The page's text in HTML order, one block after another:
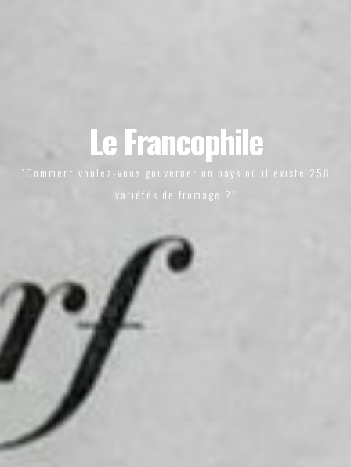
Le Francophile
"Comment voulez-vous gouverner un pays où il existe 258
variétés de fromage ?"